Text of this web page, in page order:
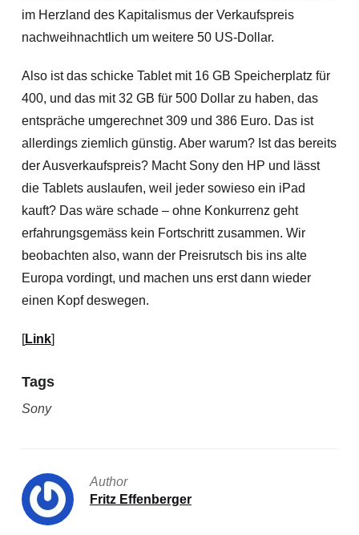
im Herzland des Kapitalismus der Verkaufspreis
nachweihnachtlich um weitere 50 US-Dollar.
Also ist das schicke Tablet mit 16 GB Speicherplatz für
400, und das mit 32 GB für 500 Dollar zu haben, das
entspräche umgerechnet 309 und 386 Euro. Das ist
allerdings ziemlich günstig. Aber warum? Ist das bereits
der Ausverkaufspreis? Macht Sony den HP und lässt
die Tablets auslaufen, weil jeder sowieso ein iPad
kauft? Das wäre schade – ohne Konkurrenz geht
erfahrungsgemäss kein Fortschritt zusammen. Wir
beobachten also, wann der Preisrutsch bis ins alte
Europa vordingt, und machen uns erst dann wieder
einen Kopf deswegen.
[Link]
Tags
Sony
Author
Fritz Effenberger